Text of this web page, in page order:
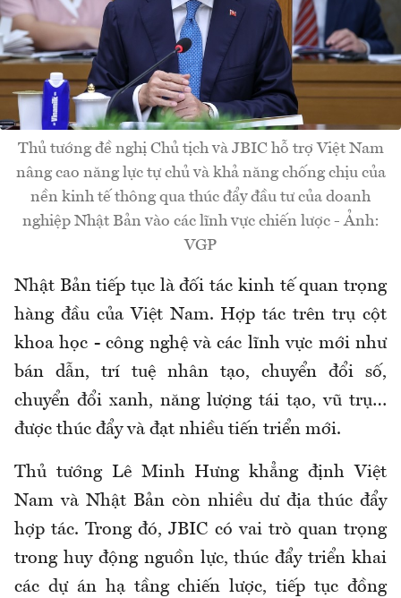
Thủ tướng đề nghị Chủ tịch và JBIC hỗ trợ Việt Nam
nâng cao năng lực tự chủ và khả năng chống chịu của
nền kinh tế thông qua thúc đẩy đầu tư của doanh
nghiệp Nhật Bản vào các lĩnh vực chiến lược - Ảnh:
VGP
Nhật Bản tiếp tục là đối tác kinh tế quan trọng
hàng đầu của Việt Nam. Hợp tác trên trụ cột
khoa học - công nghệ và các lĩnh vực mới như
bán dẫn, trí tuệ nhân tạo, chuyển đổi số,
chuyển đổi xanh, năng lượng tái tạo, vũ trụ…
được thúc đẩy và đạt nhiều tiến triển mới.
Thủ tướng Lê Minh Hưng khẳng định Việt
Nam và Nhật Bản còn nhiều dư địa thúc đẩy
hợp tác. Trong đó, JBIC có vai trò quan trọng
trong huy động nguồn lực, thúc đẩy triển khai
các dự án hạ tầng chiến lược, tiếp tục đồng